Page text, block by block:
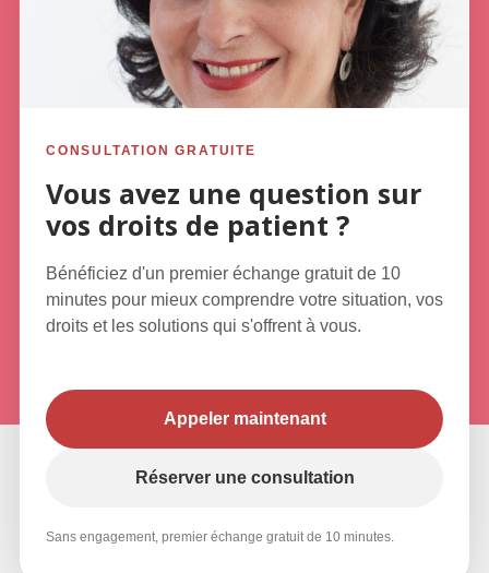
+3000
clients satisfaits de nos services à
la carte
33%
erreurs médicales
CONSULTATION GRATUITE
Vous avez une question sur
vos droits de patient ?
Bénéficiez d'un premier échange gratuit de 10
minutes pour mieux comprendre votre situation, vos
droits et les solutions qui s'offrent à vous.
Appeler maintenant
Réserver une consultation
Sans engagement, premier échange gratuit de 10 minutes.